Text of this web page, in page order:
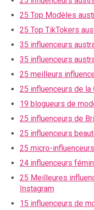
25 Top Modèles
25 Top TikTokers
35 influenceurs
35 influenceurs
25 meilleurs
25 influenceurs de la
19 blogueurs de
25 influenceurs de
25 influenceurs
25 micro-
24 influenceurs
25 Meilleures
Instagram
15 influenceurs de